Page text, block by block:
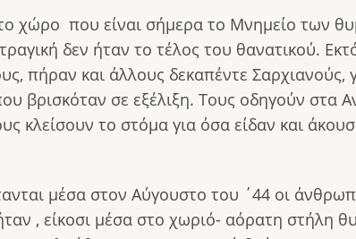
χώρο που είναι σήμερα το Μνημείο των
δεν ήταν το τέλος του θανατικού.
πήραν και άλλους δεκαπέντε Σαρχιανούς,
βρισκόταν σε εξέλιξη. Τους οδηγούν στα
κλείσουν το στόμα για όσα είδαν και
μέσα στον Αύγουστο του ΄44 οι
, είκοσι μέσα στο χωριό- αόρατη στήλη